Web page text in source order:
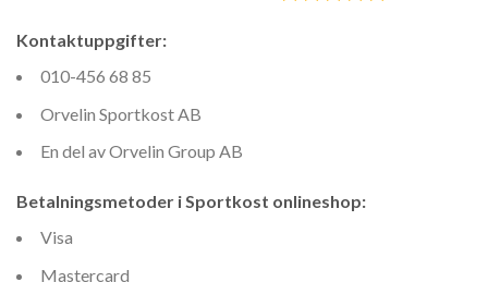
Kontaktuppgifter:
010-456 68 85
Orvelin Sportkost AB
En del av Orvelin Group AB
Betalningsmetoder i Sportkost onlineshop:
Visa
Mastercard